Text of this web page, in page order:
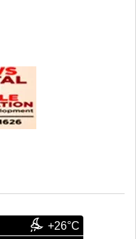
+26°C